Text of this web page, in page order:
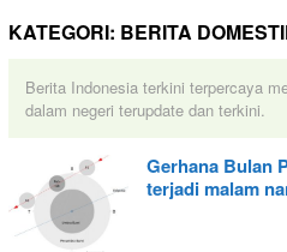
KATEGORI: BERITA
Berita Indonesia terkini terpercaya
dalam negeri terupdate dan terkini.
Gerhana Bulan
terjadi malam